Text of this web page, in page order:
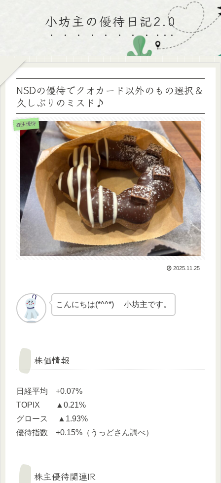
小坊主の優待日記2.0
NSDの優待でクオカード以外のもの選択＆
久しぶりのミスド♪
株主優待
2025.11.25
こんにちは(*^^*) 小坊主です。
株価情報
日経平均 +0.07%
TOPIX ▲0.21%
グロース ▲1.93%
優待指数 +0.15%（うっどさん調べ）
株主優待関連IR